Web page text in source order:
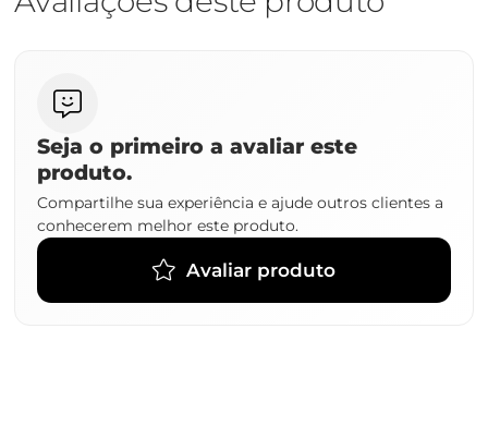
Seja o primeiro a avaliar este
produto.
Compartilhe sua experiência e ajude outros clientes a
conhecerem melhor este produto.
Avaliar produto